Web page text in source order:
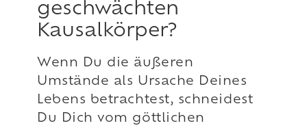
geschwächten
Kausalkörper?
Wenn Du die äußeren
Umstände als Ursache Deines
Lebens betrachtest, schneidest
Du Dich vom göttlichen